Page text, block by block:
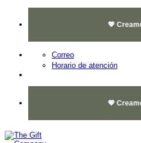
💖
Correo
Horario de atención
💖